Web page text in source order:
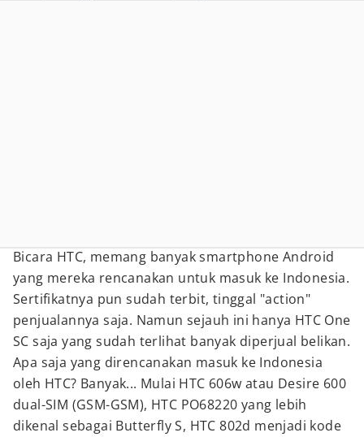
Bicara HTC, memang banyak smartphone Android
yang mereka rencanakan untuk masuk ke Indonesia.
Sertifikatnya pun sudah terbit, tinggal "action"
penjualannya saja. Namun sejauh ini hanya HTC One
SC saja yang sudah terlihat banyak diperjual belikan.
Apa saja yang direncanakan masuk ke Indonesia
oleh HTC? Banyak... Mulai HTC 606w atau Desire 600
dual-SIM (GSM-GSM), HTC PO68220 yang lebih
dikenal sebagai Butterfly S, HTC 802d menjadi kode